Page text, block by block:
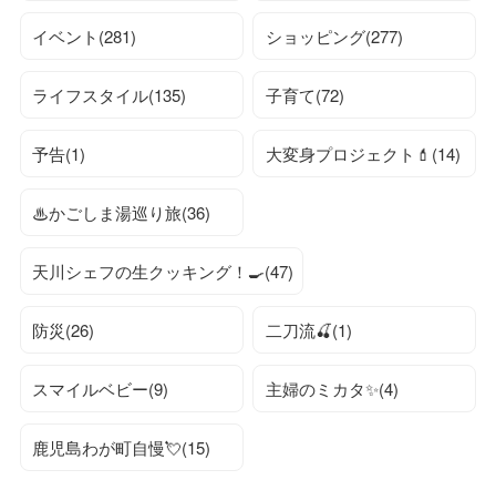
イベント(281) ショッピング(277)
ライフスタイル(135) 子育て(72)
予告(1) 大変身プロジェクト💄(14)
♨かごしま湯巡り旅(36)
天川シェフの生クッキング！🍳(47)
防災(26) 二刀流🍒(1)
スマイルベビー(9) 主婦のミカタ✨(4)
鹿児島わが町自慢💘(15)